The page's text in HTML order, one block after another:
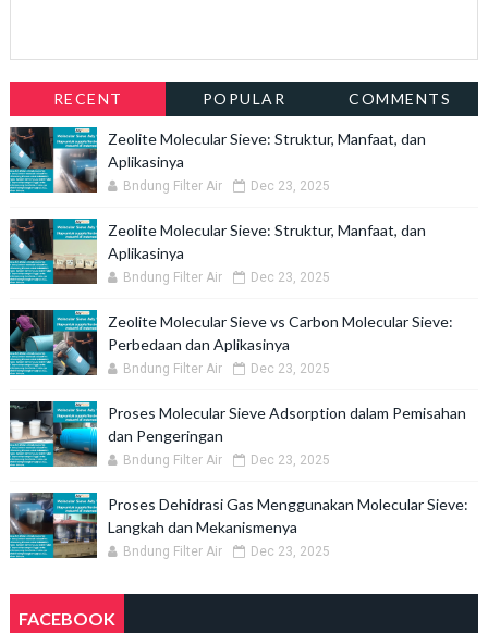
RECENT POPULAR COMMENTS
Zeolite Molecular Sieve: Struktur, Manfaat, dan
Aplikasinya
Bndung Filter Air Dec 23, 2025
Zeolite Molecular Sieve: Struktur, Manfaat, dan
Aplikasinya
Bndung Filter Air Dec 23, 2025
Zeolite Molecular Sieve vs Carbon Molecular Sieve:
Perbedaan dan Aplikasinya
Bndung Filter Air Dec 23, 2025
Proses Molecular Sieve Adsorption dalam Pemisahan
dan Pengeringan
Bndung Filter Air Dec 23, 2025
Proses Dehidrasi Gas Menggunakan Molecular Sieve:
Langkah dan Mekanismenya
Bndung Filter Air Dec 23, 2025
FACEBOOK